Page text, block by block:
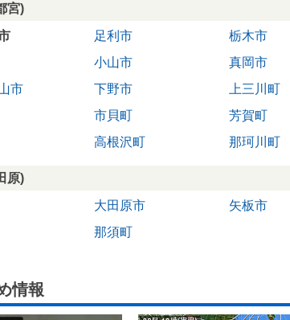
宮)
足利市 栃木市
小山市 真岡市
市
下野市 上三川町
市貝町 芳賀町
高根沢町 那珂川町
原)
大田原市 矢板市
那須町
情報